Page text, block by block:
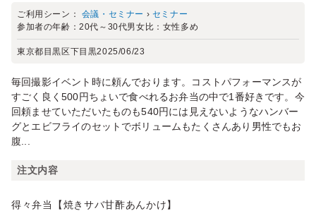
ご利用シーン： 会議・セミナー › セミナー
参加者の年齢：20代～30代男女比： 女性多め
東京都目黒区下目黒2025/06/23
毎回撮影イベント時に頼んでおります。コストパフォーマンスが
すごく良く500円ちょいで食べれるお弁当の中で1番好きです。今
回頼ませていただいたものも540円には見えないようなハンバー
グとエビフライのセットでボリュームもたくさんあり男性でもお
腹...
注文内容
得々弁当【焼きサバ甘酢あんかけ】